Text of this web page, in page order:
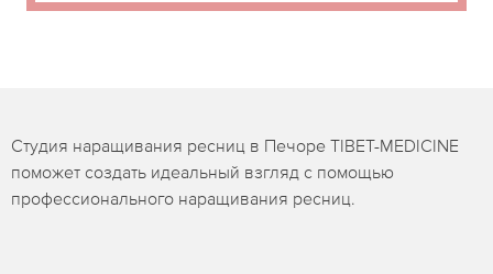
Студия наращивания ресниц в Печоре TIBET-MEDICINE
поможет создать идеальный взгляд с помощью
профессионального наращивания ресниц.